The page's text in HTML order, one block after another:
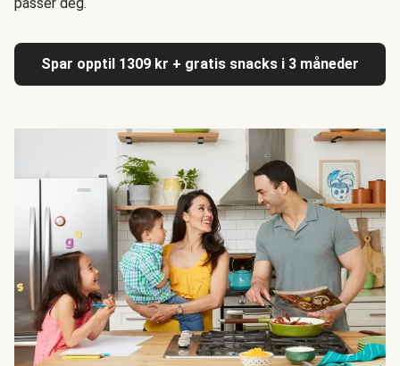
Spar opptil 1309 kr + gratis snacks i 3 måneder